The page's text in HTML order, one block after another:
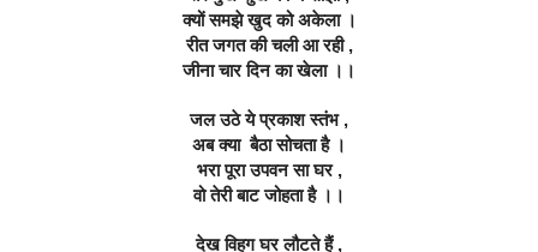
क्यों समझे खुद को अकेला ।
रीत जगत की चली आ रही ,
जीना चार दिन का खेला ।।
जल उठे ये प्रकाश स्तंभ ,
अब क्या  बैठा सोचता है ।
भरा पूरा उपवन सा घर ,
वो तेरी बाट जोहता है ।।
देख विहग घर लौटते हैं ,